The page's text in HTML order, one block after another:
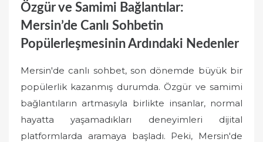
Özgür ve Samimi Bağlantılar:
Mersin’de Canlı Sohbetin
Popülerleşmesinin Ardındaki Nedenler
Mersin'de canlı sohbet, son dönemde büyük bir
popülerlik kazanmış durumda. Özgür ve samimi
bağlantıların artmasıyla birlikte insanlar, normal
hayatta yaşamadıkları deneyimleri dijital
platformlarda aramaya başladı. Peki, Mersin'de